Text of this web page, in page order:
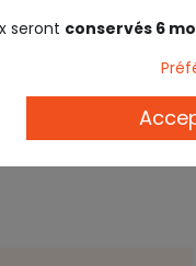
seront conservés 6